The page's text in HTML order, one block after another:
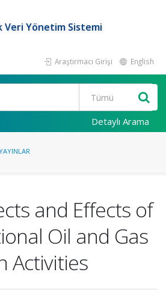
Veri Yönetim Sistemi
Araştırmacı Girişi English
Detaylı Arama
and Effects of
Oil and Gas
Activities